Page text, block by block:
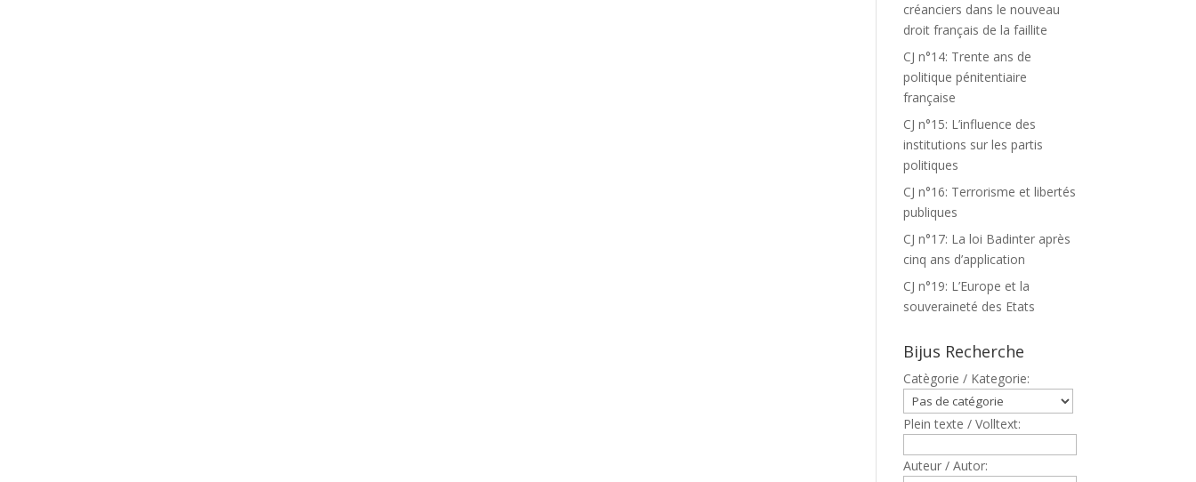
créanciers dans le nouveau
droit français de la faillite
CJ n°14: Trente ans de
politique pénitentiaire
française
CJ n°15: L’influence des
institutions sur les partis
politiques
CJ n°16: Terrorisme et libertés
publiques
CJ n°17: La loi Badinter après
cinq ans d’application
CJ n°19: L’Europe et la
souveraineté des Etats
Bijus Recherche
Catègorie / Kategorie:
Plein texte / Volltext:
Auteur / Autor: